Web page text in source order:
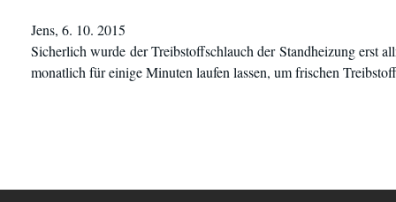
Jens, 6. 10. 2015
Sicherlich wurde der Treibstoffschlauch der Standheizung erst
monatlich für einige Minuten laufen lassen, um frischen